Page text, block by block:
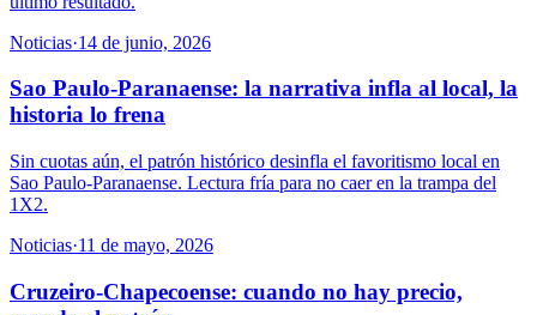
Noticias·14 de junio, 2026
Sao Paulo-Paranaense: la narrativa infla al local, la
historia lo frena
Sin cuotas aún, el patrón histórico desinfla el favoritismo local en
Sao Paulo-Paranaense. Lectura fría para no caer en la trampa del
1X2.
Noticias·11 de mayo, 2026
Cruzeiro-Chapecoense: cuando no hay precio,